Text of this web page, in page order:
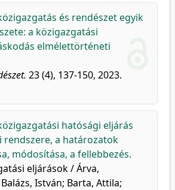
és rendészet egyik
a közigazgatási
elmélettörténeti
23 (4), 137-150, 2023.
hatósági eljárás
rendszere, a határozatok
módosítása, a fellebbezés.
eljárások / Árva,
István; Barta, Attila;